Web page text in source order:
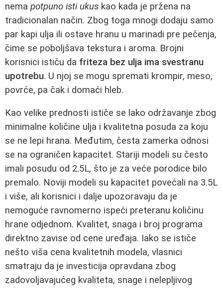
nema potpuno isti ukus kao kada je pržena na
tradicionalan način. Zbog toga mnogi dodaju samo
par kapi ulja ili ostave hranu u marinadi pre pečenja,
čime se poboljšava tekstura i aroma. Brojni
korisnici ističu da friteza bez ulja ima svestranu
upotrebu. U njoj se mogu spremati krompir, meso,
povrće, pa čak i domaći hleb.
Kao velike prednosti ističe se lako održavanje zbog
minimalne količine ulja i kvalitetna posuda za koju
se ne lepi hrana. Međutim, česta zamerka odnosi
se na ograničen kapacitet. Stariji modeli su često
imali posudu od 2.5L, što je za veće porodice bilo
premalo. Noviji modeli su kapacitet povećali na 3.5L
i više, ali korisnici i dalje upozoravaju da je
nemoguće ravnomerno ispeći preteranu količinu
hrane odjednom. Kvalitet, snaga i broj programa
direktno zavise od cene uređaja. Iako se ističe
nešto viša cena kvalitetnih modela, vlasnici
smatraju da je investicija opravdana zbog
zadovoljavajućeg kvaliteta, snage i nelepljivog